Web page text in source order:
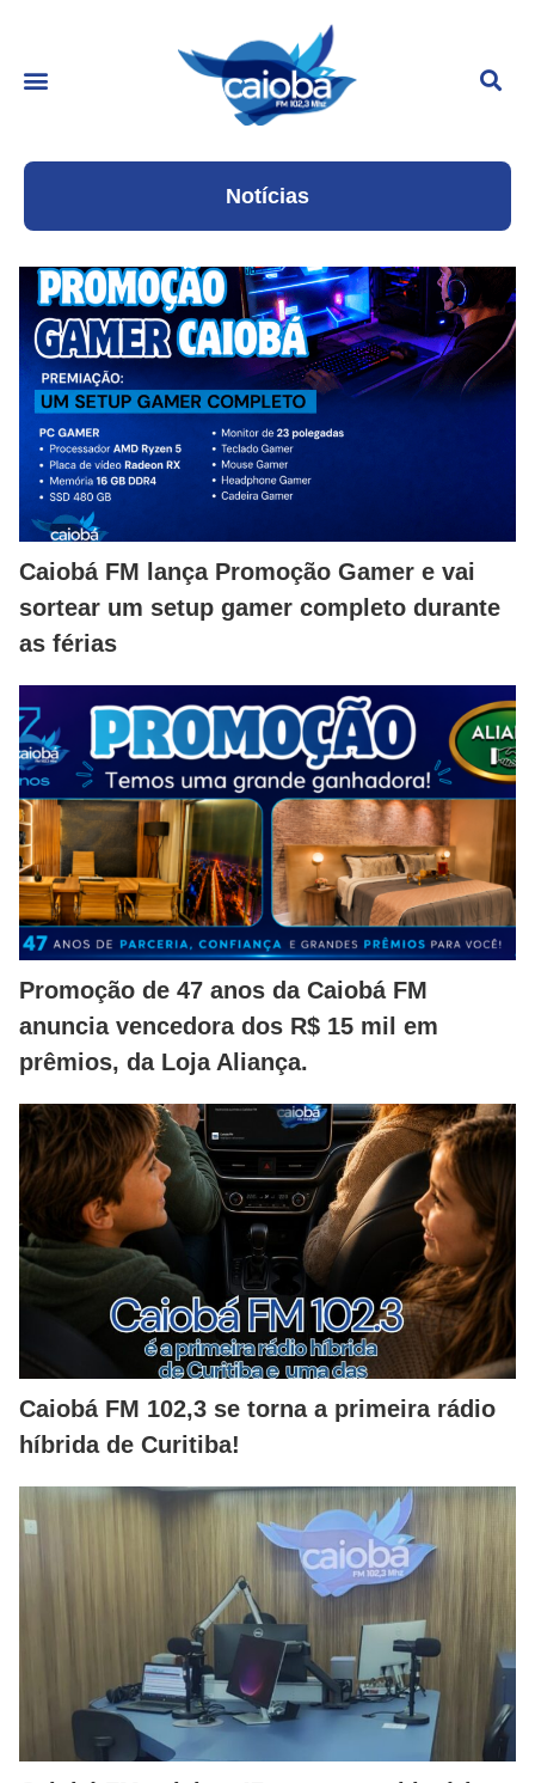
Notícias
Caiobá FM lança Promoção Gamer e vai
sortear um setup gamer completo durante
as férias
Promoção de 47 anos da Caiobá FM
anuncia vencedora dos R$ 15 mil em
prêmios, da Loja Aliança.
Caiobá FM 102,3 se torna a primeira rádio
híbrida de Curitiba!